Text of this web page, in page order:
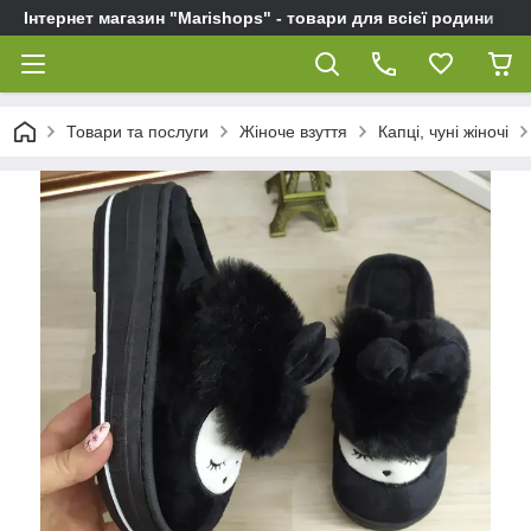
Інтернет магазин "Marishops" - товари для всієї родини
Товари та послуги Жіноче взуття Капці, чуні жіночі